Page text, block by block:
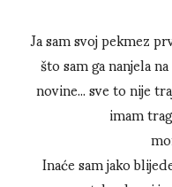
Ja sam svoj pekmez
što sam ga nanjela
novine... sve to nije
imam
Inaće sam jako